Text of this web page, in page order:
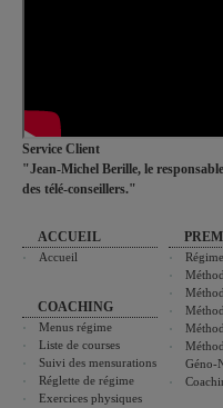
Service Client
"Jean-Michel Berille, le responsable
des télé-conseillers."
ACCUEIL
Accueil
COACHING
Menus régime
Liste de courses
Suivi des mensurations
Réglette de régime
Exercices physiques
Géno-